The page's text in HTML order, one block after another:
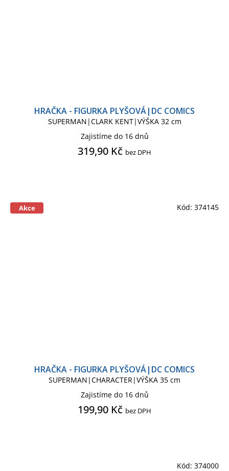
HRAČKA - FIGURKA PLYŠOVÁ|DC COMICS
SUPERMAN|CLARK KENT|VÝŠKA 32 cm
Zajistíme do 16 dnů
319,90 Kč bez DPH
Akce
HRAČKA - FIGURKA PLYŠOVÁ|DC COMICS
SUPERMAN|CHARACTER|VÝŠKA 35 cm
Zajistíme do 16 dnů
199,90 Kč bez DPH
Kód: 374145
Kód: 374000